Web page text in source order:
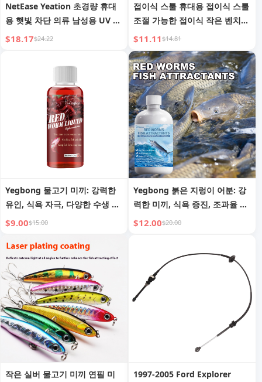
NetEase Yeation 초경량 휴대
용 햇빛 차단 의류 남성용 UV 차
단 야외 시원한 느낌 경량 속건
$18.17$24.22
접이식 스툴 휴대용 접이식 스툴
조절 가능한 접이식 작은 벤치
스톨 줄 서기 낚시 스툴 야외 캠
핑 의자
$11.11$14.81
Yegbong 물고기 미끼: 강력한
유인, 식욕 자극, 다양한 수생 생
물 포획
$9.00$15.00
Yegbong 붉은 지렁이 어분: 강
력한 미끼, 식욕 증진, 조과율 향
상
$12.00$20.00
작은 실버 물고기 미끼 연필 미
1997-2005 Ford Explorer